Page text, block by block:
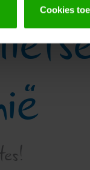
Cookies